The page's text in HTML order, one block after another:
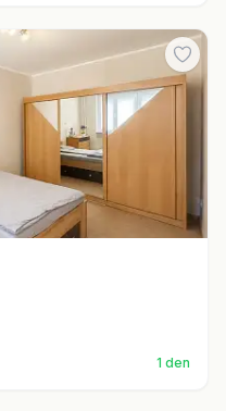
1 den